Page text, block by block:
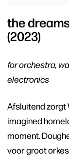
the
(2023)
for orchestra,
electronics
Afsluitend zorgt
imagined
moment.
voor groot